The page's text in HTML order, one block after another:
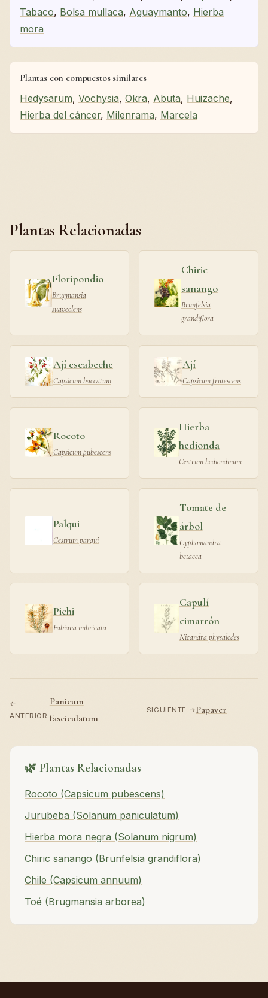
Tabaco, Bolsa mullaca, Aguaymanto, Hierba
mora
Plantas con compuestos similares
Hedysarum, Vochysia, Okra, Abuta, Huizache,
Hierba del cáncer, Milenrama, Marcela
Plantas Relacionadas
Floripondio
Brugmansia
suaveolens
Chiric
sanango
Brunfelsia
grandiflora
Ají escabeche
Capsicum baccatum
Ají
Capsicum frutescens
Rocoto
Capsicum pubescens
Hierba
hedionda
Cestrum hediondinum
Palqui
Cestrum parqui
Tomate de
árbol
Cyphomandra
betacea
Pichi
Fabiana imbricata
Capulí
cimarrón
Nicandra physalodes
←
ANTERIOR
Panicum
fasciculatum
SIGUIENTE →Papaver
🌿 Plantas Relacionadas
Rocoto (Capsicum pubescens)
Jurubeba (Solanum paniculatum)
Hierba mora negra (Solanum nigrum)
Chiric sanango (Brunfelsia grandiflora)
Chile (Capsicum annuum)
Toé (Brugmansia arborea)